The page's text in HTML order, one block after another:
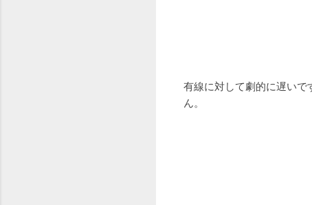
有線に対して劇的に遅い
ん。